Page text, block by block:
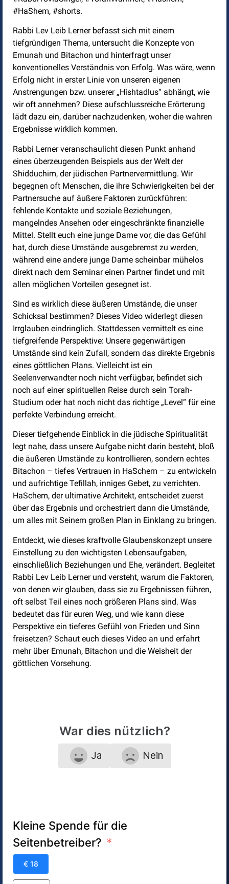
#HaShem, #shorts.
Rabbi Lev Leib Lerner befasst sich mit einem
tiefgründigen Thema, untersucht die Konzepte von
Emunah und Bitachon und hinterfragt unser
konventionelles Verständnis von Erfolg. Was wäre, wenn
Erfolg nicht in erster Linie von unseren eigenen
Anstrengungen bzw. unserer „Hishtadlus“ abhängt, wie
wir oft annehmen? Diese aufschlussreiche Erörterung
lädt dazu ein, darüber nachzudenken, woher die wahren
Ergebnisse wirklich kommen.
Rabbi Lerner veranschaulicht diesen Punkt anhand
eines überzeugenden Beispiels aus der Welt der
Shidduchim, der jüdischen Partnervermittlung. Wir
begegnen oft Menschen, die ihre Schwierigkeiten bei der
Partnersuche auf äußere Faktoren zurückführen:
fehlende Kontakte und soziale Beziehungen,
mangelndes Ansehen oder eingeschränkte finanzielle
Mittel. Stellt euch eine junge Dame vor, die das Gefühl
hat, durch diese Umstände ausgebremst zu werden,
während eine andere junge Dame scheinbar mühelos
direkt nach dem Seminar einen Partner findet und mit
allen möglichen Vorteilen gesegnet ist.
Sind es wirklich diese äußeren Umstände, die unser
Schicksal bestimmen? Dieses Video widerlegt diesen
Irrglauben eindringlich. Stattdessen vermittelt es eine
tiefgreifende Perspektive: Unsere gegenwärtigen
Umstände sind kein Zufall, sondern das direkte Ergebnis
eines göttlichen Plans. Vielleicht ist ein
Seelenverwandter noch nicht verfügbar, befindet sich
noch auf einer spirituellen Reise durch sein Torah-
Studium oder hat noch nicht das richtige „Level“ für eine
perfekte Verbindung erreicht.
Dieser tiefgehende Einblick in die jüdische Spiritualität
legt nahe, dass unsere Aufgabe nicht darin besteht, bloß
die äußeren Umstände zu kontrollieren, sondern echtes
Bitachon – tiefes Vertrauen in HaSchem – zu entwickeln
und aufrichtige Tefillah, inniges Gebet, zu verrichten.
HaSchem, der ultimative Architekt, entscheidet zuerst
über das Ergebnis und orchestriert dann die Umstände,
um alles mit Seinem großen Plan in Einklang zu bringen.
Entdeckt, wie dieses kraftvolle Glaubenskonzept unsere
Einstellung zu den wichtigsten Lebensaufgaben,
einschließlich Beziehungen und Ehe, verändert. Begleitet
Rabbi Lev Leib Lerner und versteht, warum die Faktoren,
von denen wir glauben, dass sie zu Ergebnissen führen,
oft selbst Teil eines noch größeren Plans sind. Was
bedeutet das für euren Weg, und wie kann diese
Perspektive ein tieferes Gefühl von Frieden und Sinn
freisetzen? Schaut euch dieses Video an und erfahrt
mehr über Emunah, Bitachon und die Weisheit der
göttlichen Vorsehung.
War dies nützlich?
Ja Nein
Kleine Spende für die
Seitenbetreiber?
€ 18